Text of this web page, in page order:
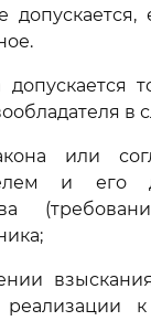
в
или
и его
к